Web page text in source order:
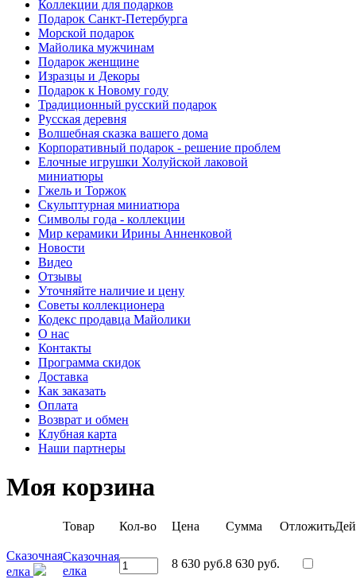
Коллекции для подарков
Подарок Санкт-Петербурга
Морской подарок
Майолика мужчинам
Подарок женщине
Изразцы и Декоры
Подарок к Новому году
Традиционный русский подарок
Русская деревня
Волшебная сказка вашего дома
Корпоративный подарок - решение проблем
Елочные игрушки Холуйской лаковой
миниатюры
Гжель и Торжок
Скульптурная миниатюра
Символы года - коллекции
Мир керамики Ирины Анненковой
Новости
Видео
Отзывы
Уточняйте наличие и цену
Советы коллекционера
Кодекс продавца Майолики
О нас
Контакты
Программа скидок
Доставка
Как заказать
Оплата
Возврат и обмен
Клубная карта
Наши партнеры
Моя корзина
Товар Кол-во Цена Сумма Отложить
Сказочная
елка
Сказочная
елка
8 630 руб.8 630 руб.